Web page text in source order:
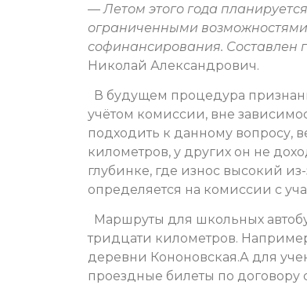
— Летом этого года
ограниченными
софинансирования. Составлен
Николай Александрович.
В будущем процедура
учётом комиссии, вне
подходить к данному вопросу,
километров, у других он не
глубинке, где износ высокий
определяется на комиссии с
Маршруты для школьных
тридцати километров.
деревни Кононовская.А для
проездные билеты по